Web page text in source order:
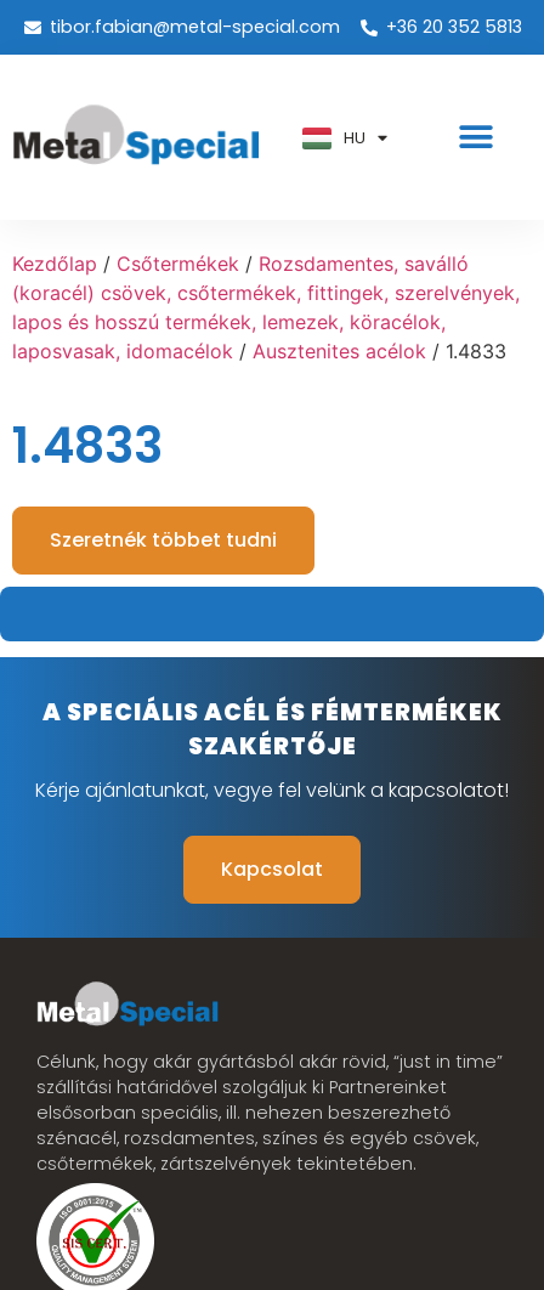
tibor.fabian@metal-special.com +36 20 352 5813
HU
PT
AR
Kezdőlap / Csőtermékek / Rozsdamentes, saválló
(koracél) csövek, csőtermékek, fittingek, szerelvények,
lapos és hosszú termékek, lemezek, köracélok,
laposvasak, idomacélok / Ausztenites acélok / 1.4833
1.4833
Szeretnék többet tudni
A SPECIÁLIS ACÉL ÉS FÉMTERMÉKEK
SZAKÉRTŐJE
Kérje ajánlatunkat, vegye fel velünk a kapcsolatot!
Kapcsolat
Célunk, hogy akár gyártásból akár rövid, “just in time”
szállítási határidővel szolgáljuk ki Partnereinket
elsősorban speciális, ill. nehezen beszerezhető
szénacél, rozsdamentes, színes és egyéb csövek,
csőtermékek, zártszelvények tekintetében.